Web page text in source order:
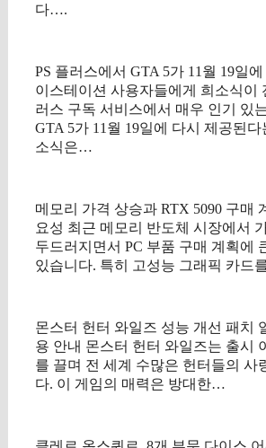
다….
PS 플러스에서 GTA 5가 11월 19일
이스테이션 사용자들에게 희소식이
러스 구독 서비스에서 매우 인기 있
GTA 5가 11월 19일에 다시 제공된다
소식은…
메모리 가격 상승과 RTX 5090 구매
요성 최근 메모리 반도체 시장에서
두드러지면서 PC 부품 구매 계획에
있습니다. 특히 고성능 그래픽 카드
몬스터 헌터 와일즈 성능 개선 패치
용 안내 몬스터 헌터 와일즈는 출시
를 끌며 전 세계 수많은 헌터들의 사
다. 이 게임의 매력은 방대한…